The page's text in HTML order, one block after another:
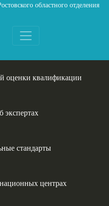
областного отделения
общество»
оценки квалификации
экспертах
стандарты
центрах